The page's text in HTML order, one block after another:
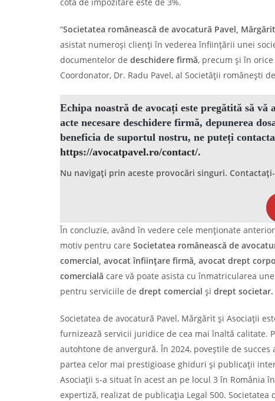
“Societatea românească de avocatură Pavel,
asistat numeroși clienți în vederea înființării unei
documentelor de deschidere firmă, precum și în
Coordonator, Dr. Radu Pavel, al Societății românești
Echipa noastră de avocați este pregătită să vă
acte necesare deschidere firmă, depunerea
beneficia de suportul nostru, ne puteți contacta
https://avocatpavel.ro/contact/.
Nu navigați prin aceste provocări singuri.
În concluzie, având în vedere cele menționate
motiv pentru care Societatea românească de
comercial, avocat înființare firmă, avocat drept
comercială care vă poate asista cu înmatricularea
pentru serviciile de drept comercial și drept societar.
Societatea de avocatură Pavel, Mărgărit și Asociații
furnizează servicii juridice de cea mai înaltă calitate.
autohtone de anvergură. În 2024, poveștile de
partea celor mai prestigioase ghiduri și publicații
Asociații s-a situat în acest an pe locul 3 în România
expertiză, realizat de publicația Legal 500.